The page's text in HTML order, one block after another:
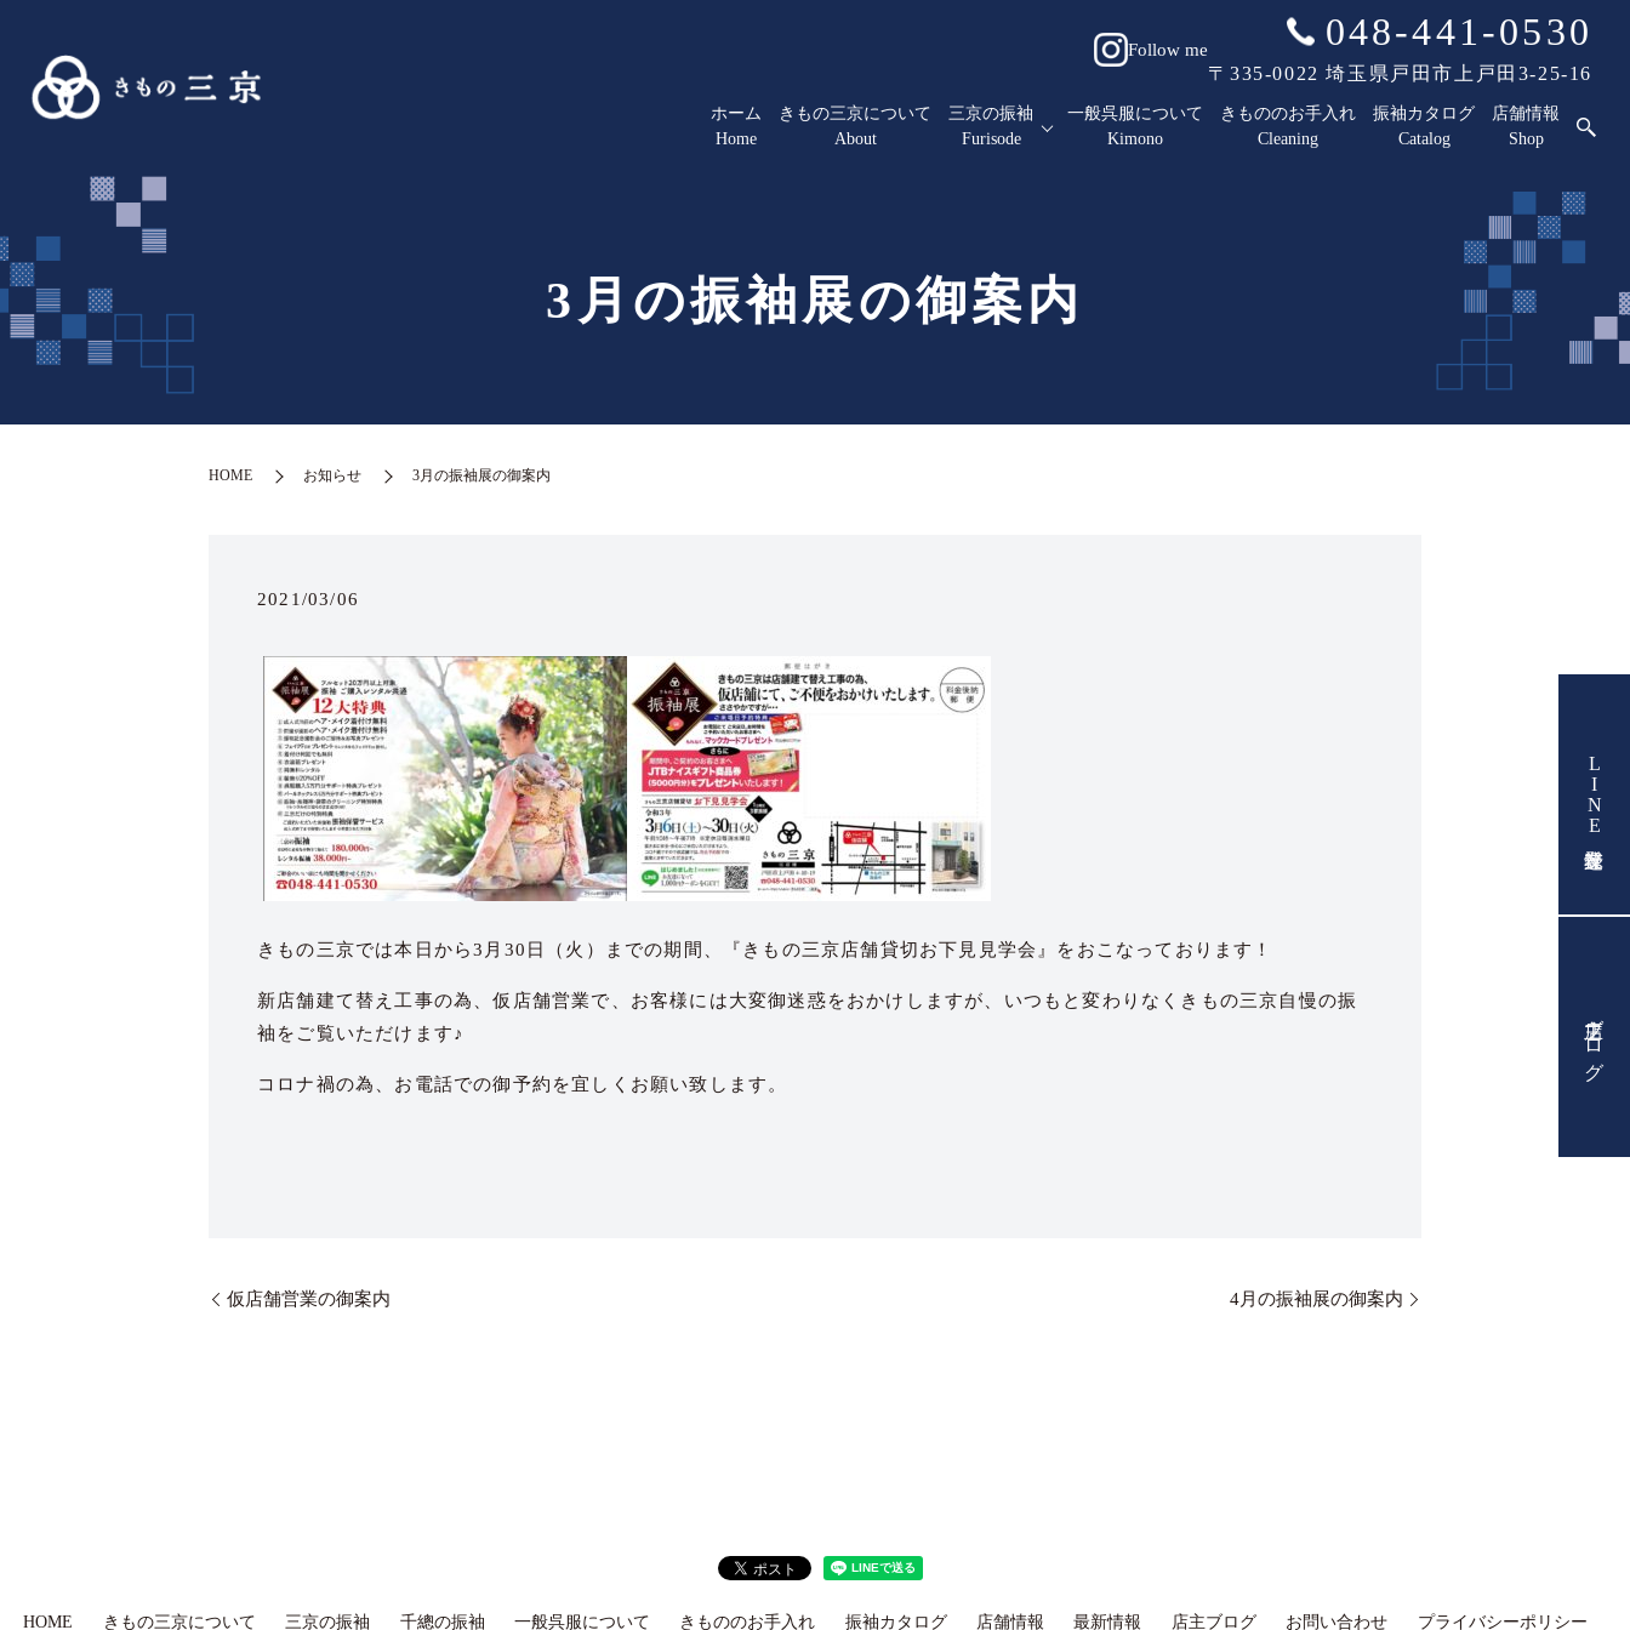
ホーム
Home
きもの三京について
About
三京の振袖
Furisode
一般呉服について
Kimono
きもののお手入れ
Cleaning
振袖カタログ
Catalog
店舗情報
Shop
Follow me 048-441-0530
〒335-0022 埼玉県戸田市上戸田3-25-16
3月の振袖展の御案内
HOME お知らせ 3月の振袖展の御案内
2021/03/06
きもの三京では本日から3月30日（火）までの期間、『きもの三京店舗貸切お下見見学会』をおこなっております！
新店舗建て替え工事の為、仮店舗営業で、お客様には大変御迷惑をおかけしますが、いつもと変わりなくきもの三京自慢の振
袖をご覧いただけます♪
コロナ禍の為、お電話での御予約を宜しくお願い致します。
仮店舗営業の御案内 4月の振袖展の御案内
LINE友達登録
店主ブログ
HOME きもの三京について 三京の振袖 千總の振袖 一般呉服について きもののお手入れ 振袖カタログ 店舗情報 最新情報 店主ブログ お問い合わせ プライバシーポリシー